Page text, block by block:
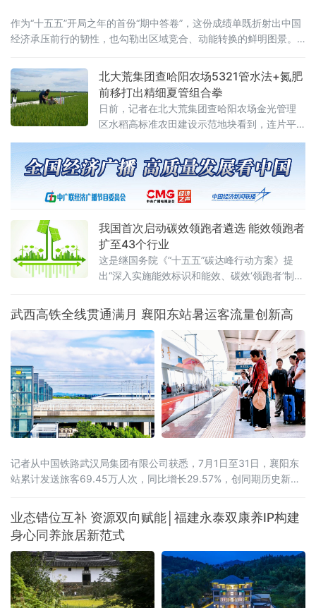
作为“十五五”开局之年的首份“期中答卷”，这份成绩单既折射出中国
经济承压前行的韧性，也勾勒出区域竞合、动能转换的鲜明图景。
示，上半年国内生产总值达69.6万亿元，同比增长4.7%。从增量
看，上半年GDP较去年同期增长3.6万亿元，为近五年
北大荒集团查哈阳农场5321管水法+氮肥
前移打出精细夏管组合拳
日前，记者在北大荒集团查哈阳农场金光管理
区水稻高标准农田建设示范地块看到，连片平
健壮。管理区工作人员正穿梭于田间，按照拔
节孕穗期“5321”管水法要求，开展控水作业。
我国首次启动碳效领跑者遴选 能效领跑者
扩至43个行业
这是继国务院《“十五五”碳达峰行动方案》提
出“深入实施能效标识和能效、碳效‘领跑者’制
武西高铁全线贯通满月 襄阳东站暑运客流量创新高
记者从中国铁路武汉局集团有限公司获悉，7月1日至31日，襄阳东
站累计发送旅客69.45万人次，同比增长29.57%，创同期历史新
日，西安至十堰高速铁路开通运营，武西高铁实现全线贯通，襄阳
至西安最快旅行时间压缩至1小时41分。据统计，7月份，襄阳东站
前往山西、陕西方向的旅
业态错位互补 资源双向赋能│福建永泰双康养IP构建
身心同养旅居新范式